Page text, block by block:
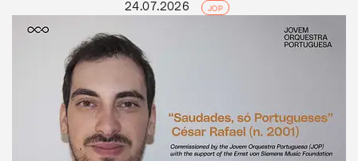
24.07.2026 JOP